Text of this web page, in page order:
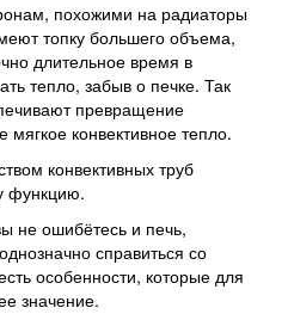
похожими на радиаторы
топку большего объема,
длительное время в
тепло, забыв о печке. Так
превращение
мягкое конвективное тепло.
конвективных труб
функцию.
не ошибётесь и печь,
справиться со
особенности, которые для
значение.